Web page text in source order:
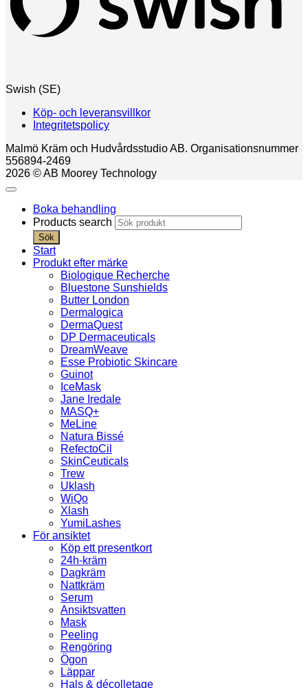
Swish (SE)
Köp- och leveransvillkor
Integritetspolicy
Malmö Kräm och Hudvårdsstudio AB. Organisationsnummer
556894-2469
2026 © AB Moorey Technology
Boka behandling
Products search
Sök
Start
Produkt efter märke
Biologique Recherche
Bluestone Sunshields
Butter London
Dermalogica
DermaQuest
DP Dermaceuticals
DreamWeave
Esse Probiotic Skincare
Guinot
IceMask
Jane Iredale
MASQ+
MeLine
Natura Bissé
RefectoCil
SkinCeuticals
Trew
Uklash
WiQo
Xlash
YumiLashes
För ansiktet
Köp ett presentkort
24h-kräm
Dagkräm
Nattkräm
Serum
Ansiktsvatten
Mask
Peeling
Rengöring
Ögon
Läppar
Hals & décolletage